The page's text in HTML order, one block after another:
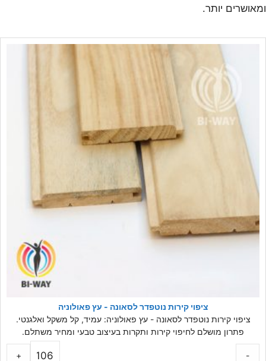
ומאושרים יותר.
ציפוי קירות נוטפדר לסאונה - עץ פאולוניה
ציפוי קירות נוטפדר לסאונה - עץ פאולוניה: עמיד, קל משקל ואלגנטי.
פתרון מושלם לחיפוי קירות ותקרות בעיצוב טבעי ומחיר משתלם.
-
+